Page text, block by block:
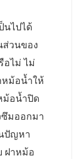
นไปได้
วนของ
ไม่ ไม่
หม้อน้ำให้
ม้อน้ำปิด
มออกมา
ปัญหา
ฝาหม้อ